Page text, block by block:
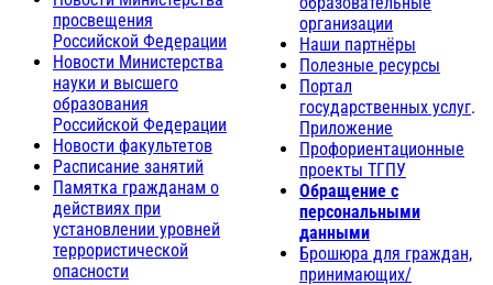
просвещения
Российской Федерации
Новости Министерства
науки и высшего
образования
Российской Федерации
Новости факультетов
Расписание занятий
Памятка гражданам о
действиях при
установлении уровней
террористической
опасности
организации
Наши партнёры
Полезные ресурсы
Портал
государственных услуг.
Приложение
Профориентационные
проекты ТГПУ
Обращение с
персональными
данными
Брошюра для граждан,
принимающих/